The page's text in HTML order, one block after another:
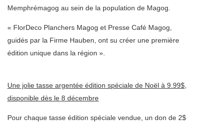
Memphrémagog au sein de la population de Magog.
« FlorDeco Planchers Magog et Presse Café Magog,
guidés par la Firme Hauben, ont su créer une première
édition unique dans la région ».
Une jolie tasse argentée édition spéciale de Noël à 9.99$,
disponible dès le 8 décembre
Pour chaque tasse édition spéciale vendue, un don de 2$